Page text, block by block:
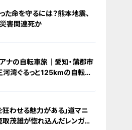
た命を守るには？熊本地震、
害関連死か
ナの自転車旅｜愛知・蒲郡市
河湾ぐるっと125kmの自転車
狂わせる魅力がある」道マニ
取茂雄が惚れ込んだレンガの